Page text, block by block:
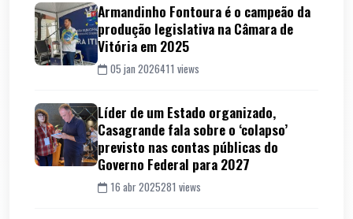
Armandinho Fontoura é o campeão da
produção legislativa na Câmara de
Vitória em 2025
05 jan 2026411 views
Líder de um Estado organizado,
Casagrande fala sobre o ‘colapso’
previsto nas contas públicas do
Governo Federal para 2027
16 abr 2025281 views